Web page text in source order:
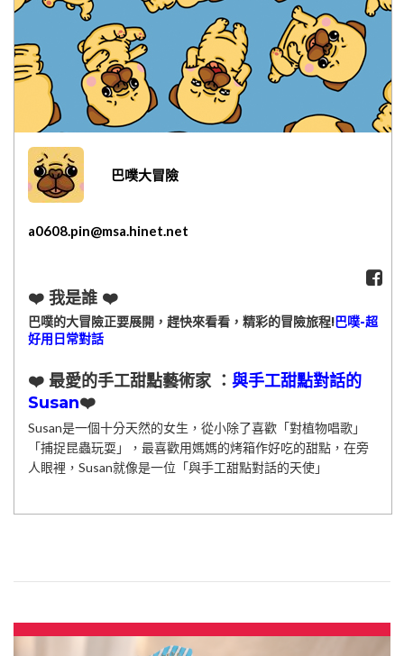
忘記密碼 註冊
巴噗大冒險
a0608.pin@msa.hinet.net
❤️ 我是誰 ❤️
巴噗的大冒險正要展開，趕快來看看，精彩的冒險旅程!巴噗-超
好用日常對話
❤️ 最愛的手工甜點藝術家 ： 與手工甜點對話的
Susan❤️
Susan是一個十分天然的女生，從小除了喜歡「對植物唱歌」
「捕捉昆蟲玩耍」，最喜歡用媽媽的烤箱作好吃的甜點，在旁
人眼裡，Susan就像是一位「與手工甜點對話的天使」